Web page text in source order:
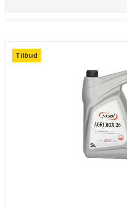
Tilbud